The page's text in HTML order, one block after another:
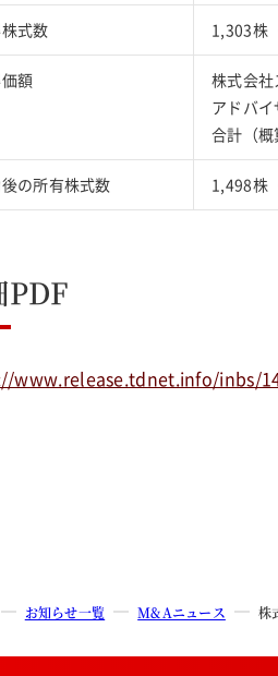
式数 1,303株
額
株式会
アドバ
合計（
の所有株式数 1,498株
PDF
www.release.tdnet.info/inbs/
お知らせ一覧 M&Aニュース 株